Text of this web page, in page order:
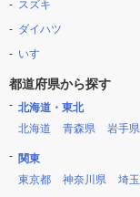
スズキ
ダイハツ
いすゞ
都道府県から探す
北海道・東北
北海道
青森県 岩手県
関東
東京都
神奈川県 埼